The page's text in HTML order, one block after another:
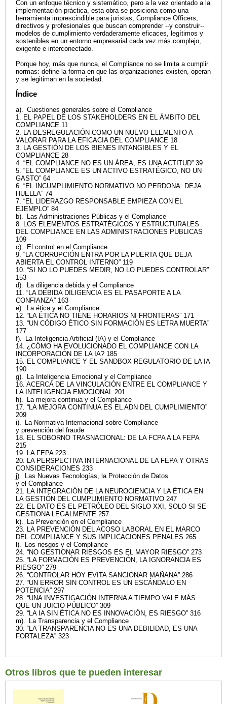
Con un enfoque técnico y sistemático, pero a la vez orientado a la
implementación práctica, esta obra se posiciona como una
herramienta imprescindible para juristas, Compliance Officers,
directivos y profesionales que buscan comprender --y construir--
modelos de cumplimiento verdaderamente eficaces, legítimos y
sostenibles en un entorno empresarial cada vez más complejo,
exigente e interconectado.
Porque hoy, más que nunca, el Compliance no se limita a cumplir
normas: define la forma en que las organizaciones existen, operan
y se legitiman en la sociedad.
Índice
a). Cuestiones generales sobre el Compliance
1. EL PAPEL DE LOS STAKEHOLDERS EN EL ÁMBITO DEL
COMPLIANCE 11
2. LA DESREGULACIÓN COMO UN NUEVO ELEMENTO A
VALORAR PARA LA EFICACIA DEL COMPLIANCE 18
3. LA GESTIÓN DE LOS BIENES INTANGIBLES Y EL
COMPLIANCE 28
4. “EL COMPLIANCE NO ES UN ÁREA, ES UNA ACTITUD” 39
5. “EL COMPLIANCE ES UN ACTIVO ESTRATÉGICO, NO UN
GASTO” 64
6. “EL INCUMPLIMIENTO NORMATIVO NO PERDONA: DEJA
HUELLA” 74
7. “EL LIDERAZGO RESPONSABLE EMPIEZA CON EL
EJEMPLO” 84
b). Las Administraciones Públicas y el Compliance
8. LOS ELEMENTOS ESTRATÉGICOS Y ESTRUCTURALES
DEL COMPLIANCE EN LAS ADMINISTRACIONES PUBLICAS
109
c). El control en el Compliance
9. “LA CORRUPCIÓN ENTRA POR LA PUERTA QUE DEJA
ABIERTA EL CONTROL INTERNO” 119
10. “SI NO LO PUEDES MEDIR, NO LO PUEDES CONTROLAR”
153
d). La diligencia debida y el Compliance
11. “LA DEBIDA DILIGENCIA ES EL PASAPORTE A LA
CONFIANZA” 163
e). La ética y el Compliance
12. “LA ÉTICA NO TIENE HORARIOS NI FRONTERAS” 171
13. “UN CÓDIGO ÉTICO SIN FORMACIÓN ES LETRA MUERTA”
177
f). La Inteligencia Artificial (IA) y el Compliance
14. ¿CÓMO HA EVOLUCIONADO EL COMPLIANCE CON LA
INCORPORACIÓN DE LA IA? 185
15. EL COMPLIANCE Y EL SANDBOX REGULATORIO DE LA IA
190
g). La Inteligencia Emocional y el Compliance
16. ACERCA DE LA VINCULACIÓN ENTRE EL COMPLIANCE Y
LA INTELIGENCIA EMOCIONAL 201
h). La mejora continua y el Compliance
17. “LA MEJORA CONTINUA ES EL ADN DEL CUMPLIMIENTO”
209
i). La Normativa Internacional sobre Compliance
y prevención del fraude
18. EL SOBORNO TRASNACIONAL: DE LA FCPA A LA FEPA
215
19. LA FEPA 223
20. LA PERSPECTIVA INTERNACIONAL DE LA FEPA Y OTRAS
CONSIDERACIONES 233
j). Las Nuevas Tecnologías, la Protección de Datos
y el Compliance
21. LA INTEGRACIÓN DE LA NEUROCIENCIA Y LA ÉTICA EN
LA GESTIÓN DEL CUMPLIMIENTO NORMATIVO 247
22. EL DATO ES EL PETRÓLEO DEL SIGLO XXI, SOLO SI SE
GESTIONA LEGALMENTE 257
k). La Prevención en el Compliance
23. LA PREVENCIÓN DEL ACOSO LABORAL EN EL MARCO
DEL COMPLIANCE Y SUS IMPLICACIONES PENALES 265
l). Los riesgos y el Compliance
24. “NO GESTIONAR RIESGOS ES EL MAYOR RIESGO” 273
25. “LA FORMACIÓN ES PREVENCIÓN, LA IGNORANCIA ES
RIESGO” 279
26. “CONTROLAR HOY EVITA SANCIONAR MAÑANA” 286
27. “UN ERROR SIN CONTROL ES UN ESCÁNDALO EN
POTENCIA” 297
28. “UNA INVESTIGACIÓN INTERNA A TIEMPO VALE MÁS
QUE UN JUICIO PÚBLICO” 309
29. “LA IA SIN ÉTICA NO ES INNOVACIÓN, ES RIESGO” 316
m). La Transparencia y el Compliance
30. “LA TRANSPARENCIA NO ES UNA DEBILIDAD, ES UNA
FORTALEZA” 323
Otros libros que te pueden interesar